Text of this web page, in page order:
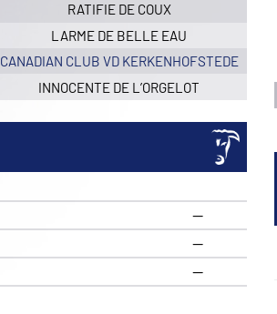
RATIFIE DE COUX
LARME DE BELLE EAU
CANADIAN CLUB VD KERKENHOFSTEDE
INNOCENTE DE L’ORGELOT
—
—
—